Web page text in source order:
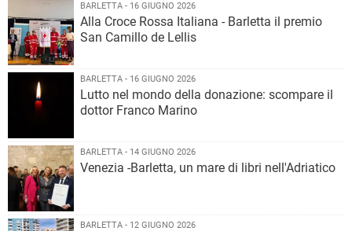
BARLETTA - 16 GIUGNO 2026
Alla Croce Rossa Italiana - Barletta il premio
San Camillo de Lellis
BARLETTA - 16 GIUGNO 2026
Lutto nel mondo della donazione: scompare il
dottor Franco Marino
BARLETTA - 14 GIUGNO 2026
Venezia -Barletta, un mare di libri nell'Adriatico
BARLETTA - 12 GIUGNO 2026